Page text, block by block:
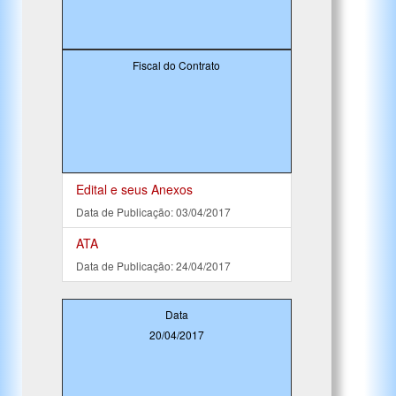
Fiscal do Contrato
Edital e seus Anexos
Data de Publicação: 03/04/2017
ATA
Data de Publicação: 24/04/2017
Data
20/04/2017